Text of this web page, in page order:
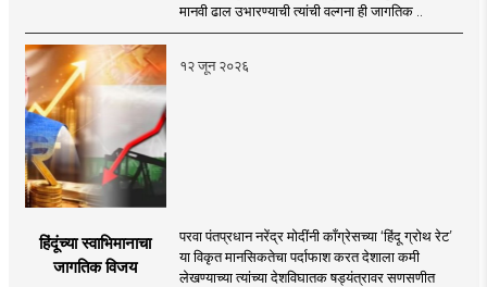
मानवी ढाल उभारण्याची त्यांची वल्गना ही जागतिक ..
१२ जून २०२६
हिंदूंच्या स्वाभिमानाचा
जागतिक विजय
परवा पंतप्रधान नरेंद्र मोदींनी काँग्रेसच्या ‘हिंदू ग्रोथ रेट’
या विकृत मानसिकतेचा पर्दाफाश करत देशाला कमी
लेखण्याच्या त्यांच्या देशविघातक षड्यंत्रावर सणसणीत